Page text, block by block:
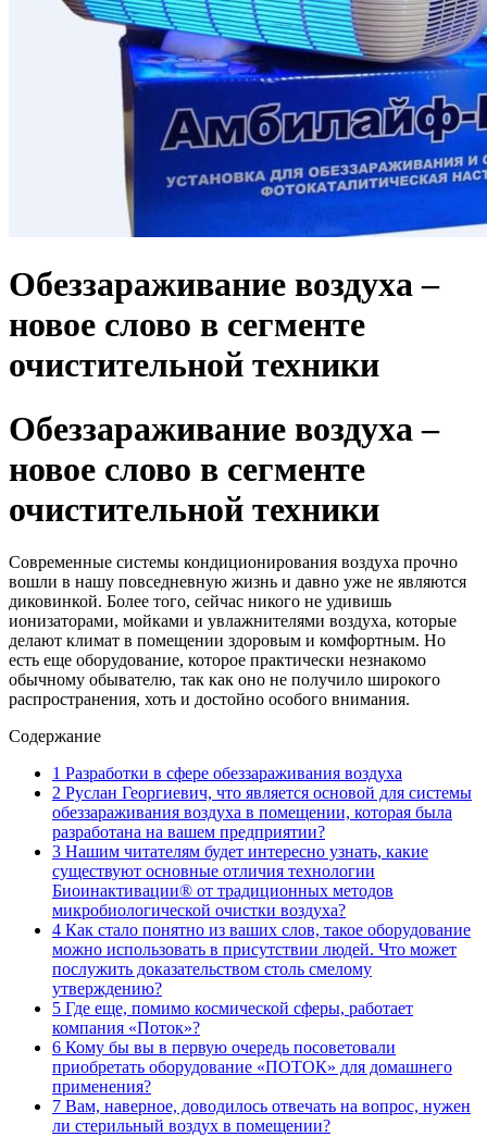
Обеззараживание воздуха –
новое слово в сегменте
очистительной техники
Обеззараживание воздуха –
новое слово в сегменте
очистительной техники
Современные системы кондиционирования воздуха прочно
вошли в нашу повседневную жизнь и давно уже не являются
диковинкой. Более того, сейчас никого не удивишь
ионизаторами, мойками и увлажнителями воздуха, которые
делают климат в помещении здоровым и комфортным. Но
есть еще оборудование, которое практически незнакомо
обычному обывателю, так как оно не получило широкого
распространения, хоть и достойно особого внимания.
Содержание
1 Разработки в сфере обеззараживания воздуха
2 Руслан Георгиевич, что является основой для системы
обеззараживания воздуха в помещении, которая была
разработана на вашем предприятии?
3 Нашим читателям будет интересно узнать, какие
существуют основные отличия технологии
Биоинактивации® от традиционных методов
микробиологической очистки воздуха?
4 Как стало понятно из ваших слов, такое оборудование
можно использовать в присутствии людей. Что может
послужить доказательством столь смелому
утверждению?
5 Где еще, помимо космической сферы, работает
компания «Поток»?
6 Кому бы вы в первую очередь посоветовали
приобретать оборудование «ПОТОК» для домашнего
применения?
7 Вам, наверное, доводилось отвечать на вопрос, нужен
ли стерильный воздух в помещении?